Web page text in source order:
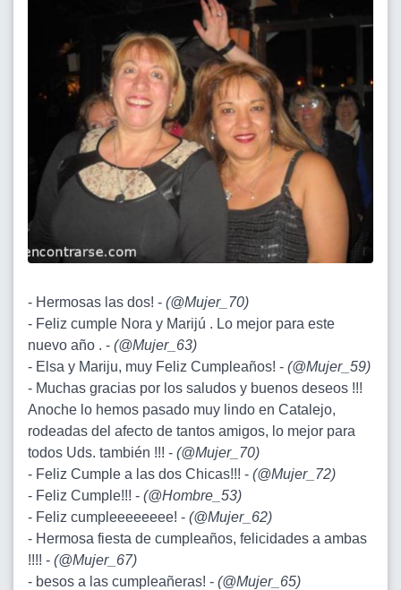
- Hermosas las dos! - (@Mujer_70)
- Feliz cumple Nora y Marijú . Lo mejor para este
nuevo año . - (@Mujer_63)
- Elsa y Mariju, muy Feliz Cumpleaños! - (@Mujer_59)
- Muchas gracias por los saludos y buenos deseos !!!
Anoche lo hemos pasado muy lindo en Catalejo,
rodeadas del afecto de tantos amigos, lo mejor para
todos Uds. también !!! - (@Mujer_70)
- Feliz Cumple a las dos Chicas!!! - (@Mujer_72)
- Feliz Cumple!!! - (@Hombre_53)
- Feliz cumpleeeeeeee! - (@Mujer_62)
- Hermosa fiesta de cumpleaños, felicidades a ambas
!!!! - (@Mujer_67)
- besos a las cumpleañeras! - (@Mujer_65)